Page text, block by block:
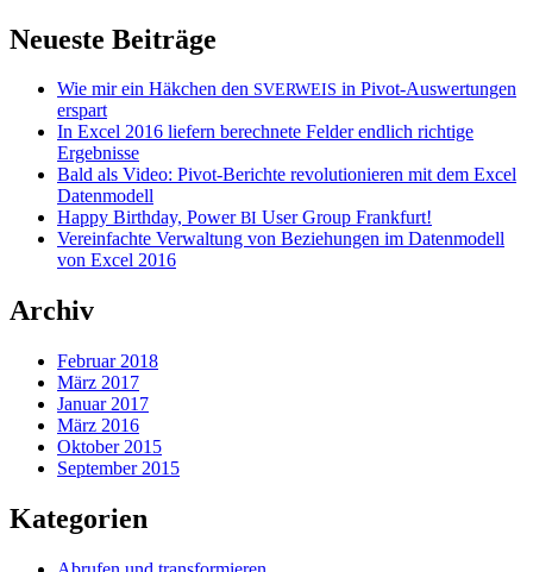
Neueste Beiträge
Wie mir ein Häkchen den SVERWEIS in Pivot-Auswertungen
erspart
In Excel 2016 liefern berechnete Felder endlich richtige
Ergebnisse
Bald als Video: Pivot-Berichte revolutionieren mit dem Excel
Datenmodell
Happy Birthday, PowerBI User Group Frankfurt!
Vereinfachte Verwaltung von Beziehungen im Datenmodell
von Excel 2016
Archiv
Februar 2018
März 2017
Januar 2017
März 2016
Oktober 2015
September 2015
Kategorien